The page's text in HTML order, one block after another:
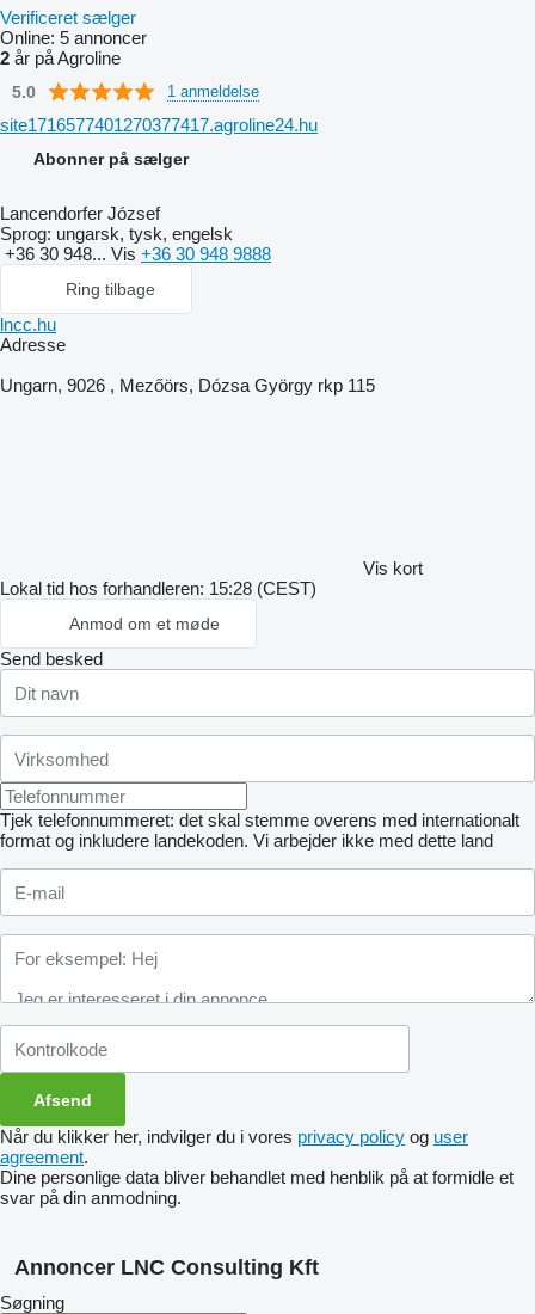
Verificeret sælger
Online: 5 annoncer
2 år på Agroline
5.0 1 anmeldelse
site1716577401270377417.agroline24.hu
Abonner på sælger
Lancendorfer József
Sprog: ungarsk, tysk, engelsk
+36 30 948... Vis +36 30 948 9888
Ring tilbage
lncc.hu
Adresse
Ungarn, 9026 , Mezőörs, Dózsa György rkp 115
Vis kort
Lokal tid hos forhandleren: 15:28 (CEST)
Anmod om et møde
Send besked
Tjek telefonnummeret: det skal stemme overens med internationalt
format og inkludere landekoden. Vi arbejder ikke med dette land
Når du klikker her, indvilger du i vores privacy policy og user
agreement.
Dine personlige data bliver behandlet med henblik på at formidle et
svar på din anmodning.
Annoncer LNC Consulting Kft
Søgning